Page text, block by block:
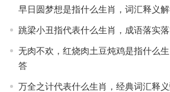
早日圆梦想是指什么生肖，词汇释义
跳梁小丑指代表什么生肖，成语落实
无肉不欢，红烧肉土豆炖鸡是指什么
答
万全之计代表什么生肖，经典词汇释